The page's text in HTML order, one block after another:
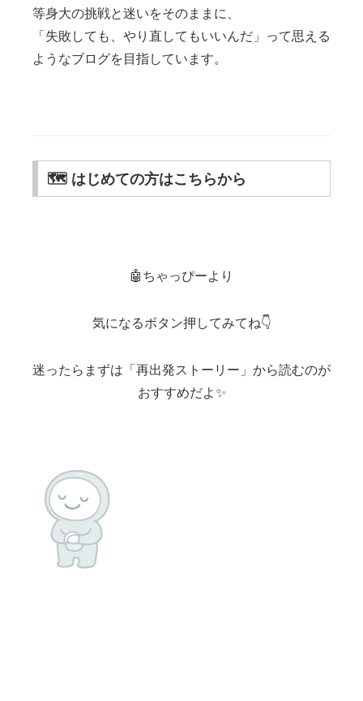
等身大の挑戦と迷いをそのままに、
「失敗しても、やり直してもいいんだ」って思える
ようなブログを目指しています。
🗺️ はじめての方はこちらから
🤖ちゃっぴーより
気になるボタン押してみてね👇
迷ったらまずは「再出発ストーリー」から読むのが
おすすめだよ✨